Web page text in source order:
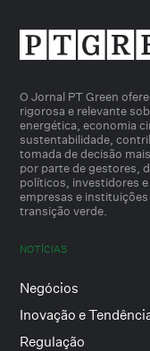
O Jornal PT Green
rigorosa e relevante
energética, economia
sustentabilidade,
tomada de decisão
por parte de gestores,
políticos, investidores e
empresas e
transição verde.
NOTÍCIAS
Negócios
Inovação e
Regulação